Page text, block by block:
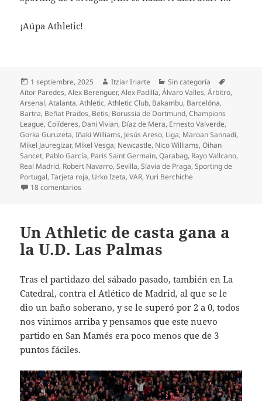
¡Aúpa Athletic!
Publicado
el
1 septiembre, 2025 Autor
Itziar Iriarte Categorías
Sin categoría
Aitor Paredes,Alex Berenguer,Alex Padilla,Álvaro Valles,Árbitro,
Arsenal,Atalanta,Athletic,Athletic Club, Bakambu, Barcelóna,
Bartra, Beñat Prados, Betis, Borussia de Dortmund,Champions
League,Colíderes, Dani Vivian, Díaz de Mera, Ernesto Valverde,
Gorka Guruzeta,Iñaki Williams, Jesús Areso, Liga, Maroan Sannadi,
Mikel Jauregizar, Mikel Vesga, Newcastle, Nico Williams,Oihan
Sancet, Pablo García, Paris Saint Germain,Qarabag, Rayo Vallcano,
Real Madrid, Robert Navarro,Sevilla,Slavia de Praga,Sporting de
Portugal,Tarjeta roja, Urko Izeta,VAR,Yuri Berchiche
18 comentarios
Un Athletic de casta gana a
la U.D. Las Palmas
Tras el partidazo del sábado pasado, también en La
Catedral, contra el Atlético de Madrid, al que se le
dio un baño soberano, y se le superó por 2 a 0, todos
nos vinimos arriba y pensamos que este nuevo
partido en San Mamés era poco menos que de 3
puntos fáciles.